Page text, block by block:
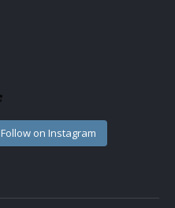
Follow on Instagram